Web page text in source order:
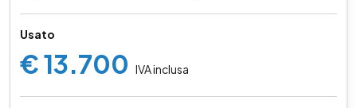
Usato
€ 13.700 IVA inclusa